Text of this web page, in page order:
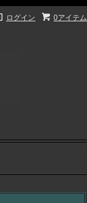
0アイテム
ログイン